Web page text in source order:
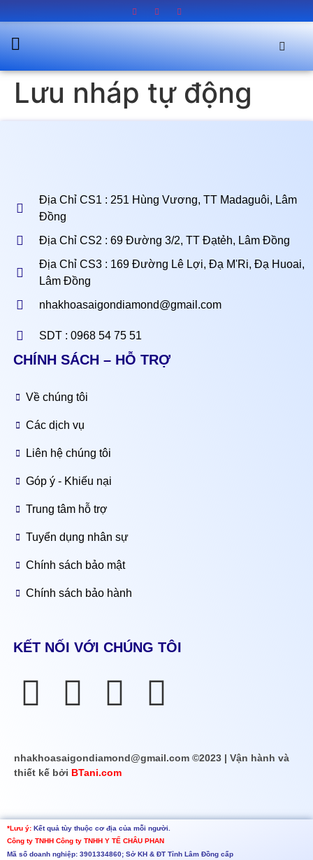
Lưu nháp tự động
Địa Chỉ CS1 : 251 Hùng Vương, TT Madaguôi, Lâm
Đồng
Địa Chỉ CS2 : 69 Đường 3/2, TT Đạtẻh, Lâm Đồng
Địa Chỉ CS3 : 169 Đường Lê Lợi, Đạ M'Ri, Đạ Huoai,
Lâm Đồng
nhakhoasaigondiamond@gmail.com
SDT : 0968 54 75 51
CHÍNH SÁCH – HỖ TRỢ
Về chúng tôi
Các dịch vụ
Liên hệ chúng tôi
Góp ý - Khiếu nại
Trung tâm hỗ trợ
Tuyển dụng nhân sự
Chính sách bảo mật
Chính sách bảo hành
KẾT NỐI VỚI CHÚNG TÔI
nhakhoasaigondiamond@gmail.com ©2023 | Vận hành và
thiết kế bởi BTani.com
*Lưu ý: Kết quả tùy thuộc cơ địa của mỗi người.
Công ty TNHH Công ty TNHH Y TẾ CHÂU PHAN
Mã số doanh nghiệp: 3901334860; Sở KH & ĐT Tỉnh Lâm Đồng cấp